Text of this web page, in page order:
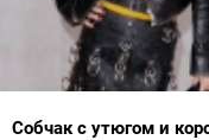
Собчак с утюгом и